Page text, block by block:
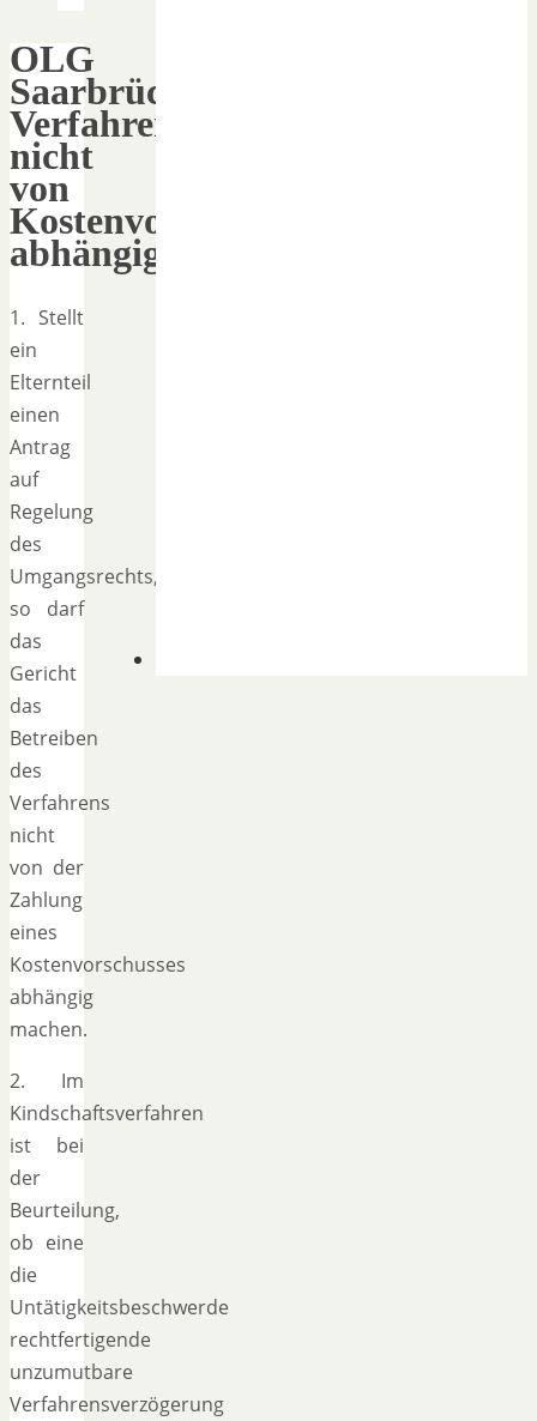
OLG
Saarbrücken:
Verfahrensdurchführung
nicht
von
Kostenvorschuss
abhängig
1. Stellt
ein
Elternteil
einen
Antrag
auf
Regelung
des
Umgangsrechts,
so darf
das
Gericht
das
Betreiben
des
Verfahrens
nicht
von der
Zahlung
eines
Kostenvorschusses
abhängig
machen.
2. Im
Kindschaftsverfahren
ist bei
der
Beurteilung,
ob eine
die
Untätigkeitsbeschwerde
rechtfertigende
unzumutbare
Verfahrensverzögerung